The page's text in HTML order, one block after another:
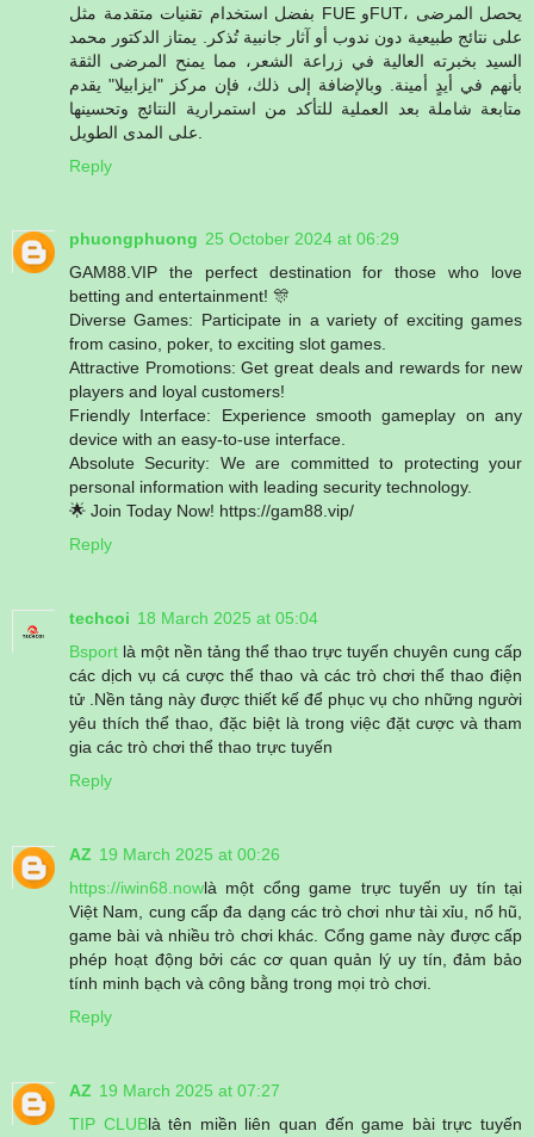
بفضل استخدام تقنيات متقدمة مثل FUE وFUT، يحصل المرضى
على نتائج طبيعية دون ندوب أو آثار جانبية تُذكر. يمتاز الدكتور محمد
السيد بخبرته العالية في زراعة الشعر، مما يمنح المرضى الثقة
بأنهم في أيدٍ أمينة. وبالإضافة إلى ذلك، فإن مركز "ايزابيلا" يقدم
متابعة شاملة بعد العملية للتأكد من استمرارية النتائج وتحسينها
Reply
phuongphuong 25 October 2024 at 06:29
GAM88.VIP the perfect destination for those who love
betting and entertainment! 🎊
Diverse Games: Participate in a variety of exciting games
from casino, poker, to exciting slot games.
Attractive Promotions: Get great deals and rewards for new
players and loyal customers!
Friendly Interface: Experience smooth gameplay on any
device with an easy-to-use interface.
Absolute Security: We are committed to protecting your
personal information with leading security technology.
🌟 Join Today Now! https://gam88.vip/
Reply
techcoi 18 March 2025 at 05:04
Bsport là một nền tảng thể thao trực tuyến chuyên cung cấp
các dịch vụ cá cược thể thao và các trò chơi thể thao điện
tử .Nền tảng này được thiết kế để phục vụ cho những người
yêu thích thể thao, đặc biệt là trong việc đặt cược và tham
gia các trò chơi thể thao trực tuyến
Reply
AZ 19 March 2025 at 00:26
https://iwin68.nowlà một cổng game trực tuyến uy tín tại
Việt Nam, cung cấp đa dạng các trò chơi như tài xỉu, nổ hũ,
game bài và nhiều trò chơi khác. Cổng game này được cấp
phép hoạt động bởi các cơ quan quản lý uy tín, đảm bảo
tính minh bạch và công bằng trong mọi trò chơi.
Reply
AZ 19 March 2025 at 07:27
TIP CLUBlà tên miền liên quan đến game bài trực tuyến